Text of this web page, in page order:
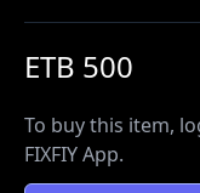
ETB 500
To buy this item,
FIXFIY App.